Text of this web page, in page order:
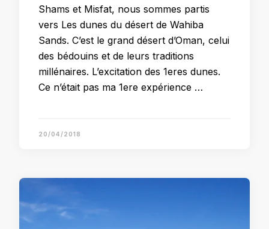
Shams et Misfat, nous sommes partis
vers Les dunes du désert de Wahiba
Sands. C’est le grand désert d’Oman, celui
des bédouins et de leurs traditions
millénaires. L’excitation des 1eres dunes.
Ce n’était pas ma 1ere expérience …
20/04/2018